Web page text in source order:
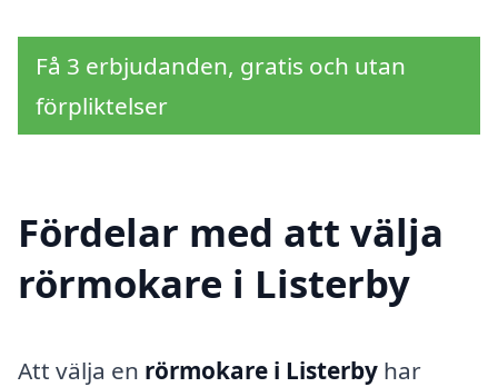
Få 3 erbjudanden, gratis och utan
förpliktelser
Fördelar med att välja
rörmokare i Listerby
Att välja en rörmokare i Listerby har